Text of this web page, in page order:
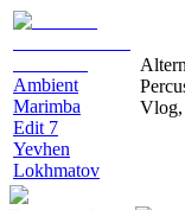
Ambient
Marimba
Edit 7
Yevhen
Lokhmatov
Vlog,